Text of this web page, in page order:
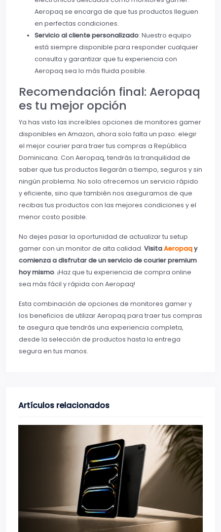
Aeropaq se encarga de que tus productos lleguen
en perfectas condiciones.
Servicio al cliente personalizado: Nuestro equipo
está siempre disponible para responder cualquier
consulta y garantizar que tu experiencia con
Aeropaq sea lo más fluida posible.
Recomendación final: Aeropaq
es tu mejor opción
Ya has visto las increíbles opciones de monitores gamer
disponibles en Amazon, ahora solo falta un paso: elegir
el mejor courier para traer tus compras a República
Dominicana. Con Aeropaq, tendrás la tranquilidad de
saber que tus productos llegarán a tiempo, seguros y sin
ningún problema. No solo ofrecemos un servicio rápido
y eficiente, sino que también nos aseguramos de que
recibas tus productos con las mejores condiciones y el
menor costo posible.
No dejes pasar la oportunidad de actualizar tu setup
gamer con un monitor de alta calidad. VisitaAeropaqy
comienza a disfrutar de un servicio de courier premium
hoy mismo. ¡Haz que tu experiencia de compra online
sea más fácil y rápida con Aeropaq!
Esta combinación de opciones de monitores gamer y
los beneficios de utilizar Aeropaq para traer tus compras
te asegura que tendrás una experiencia completa,
desde la selección de productos hasta la entrega
segura en tus manos.
Artículos relacionados